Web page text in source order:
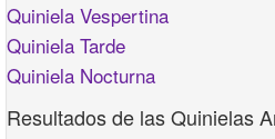
Quiniela Vespertina
Quiniela Tarde
Quiniela Nocturna
Resultados de las Quinielas